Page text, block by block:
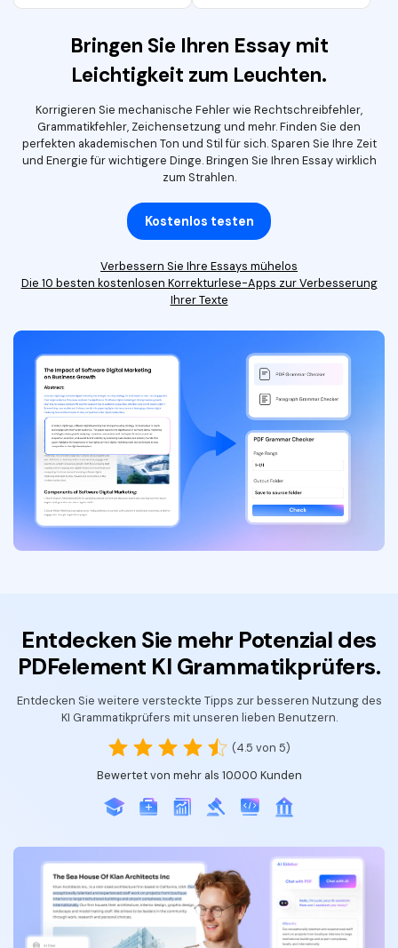
Bringen Sie Ihren Essay mit
Leichtigkeit zum Leuchten.
Korrigieren Sie mechanische Fehler wie Rechtschreibfehler,
Grammatikfehler, Zeichensetzung und mehr. Finden Sie den
perfekten akademischen Ton und Stil für sich. Sparen Sie Ihre Zeit
und Energie für wichtigere Dinge. Bringen Sie Ihren Essay wirklich
zum Strahlen.
Kostenlos testen
Verbessern Sie Ihre Essays mühelos
Die 10 besten kostenlosen Korrekturlese-Apps zur Verbesserung
Ihrer Texte
Entdecken Sie mehr Potenzial des
PDFelement KI Grammatikprüfers.
Entdecken Sie weitere versteckte Tipps zur besseren Nutzung des
KI Grammatikprüfers mit unseren lieben Benutzern.
(4.5 von 5)
Bewertet von mehr als 10.000 Kunden